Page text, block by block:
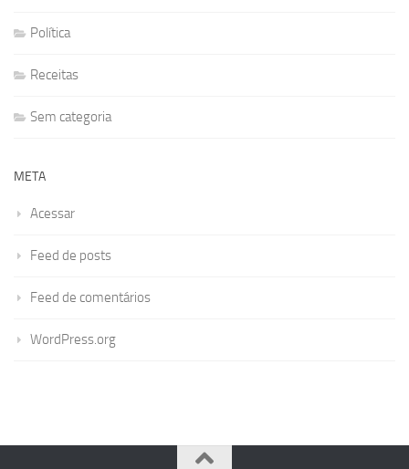
Política
Receitas
Sem categoria
META
Acessar
Feed de posts
Feed de comentários
WordPress.org